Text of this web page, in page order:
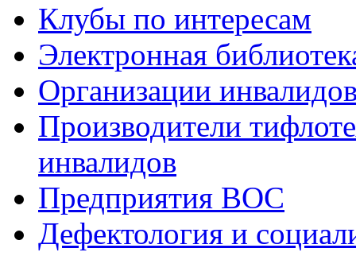
Клубы по интересам
Электронная
Организации
Производители
инвалидов
Предприятия ВОС
Дефектология и